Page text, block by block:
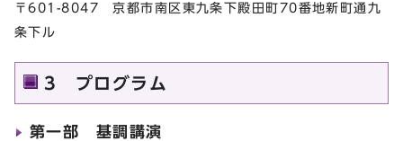
〒601-8047 京都市南区東九条下殿田町70番地新町通九
条下ル
3 プログラム
第一部 基調講演